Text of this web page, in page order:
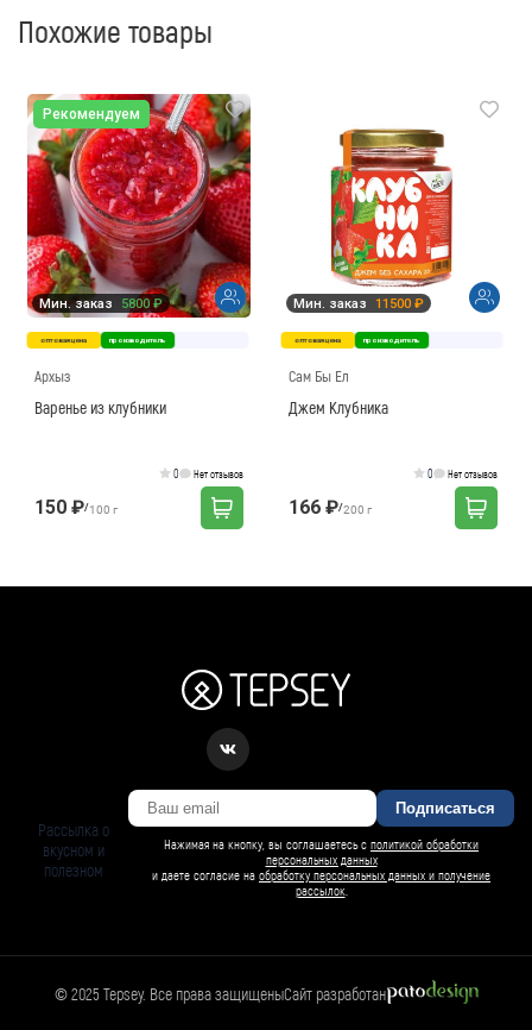
Похожие товары
Рекомендуем
Мин. заказ 5800 ₽
оптовая цена производитель
Архыз
Варенье из клубники
0 Нет отзывов
150 ₽/100 г
Мин. заказ 11500 ₽
оптовая цена производитель
Сам Бы Ел
Джем Клубника
0 Нет отзывов
166 ₽/200 г
Рассылка о
вкусном и
полезном
Подписаться
Нажимая на кнопку, вы соглашаетесь с политикой обработки
персональных данных
и даете согласие на обработку персональных данных и получение
рассылок
© 2025 Tepsey. Все права защищеныСайт разработан
БАРСИ ИИ